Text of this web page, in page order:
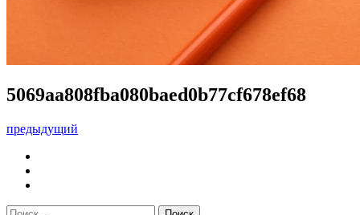
5069aa808fba080baed0b77cf678ef68
предыдущий